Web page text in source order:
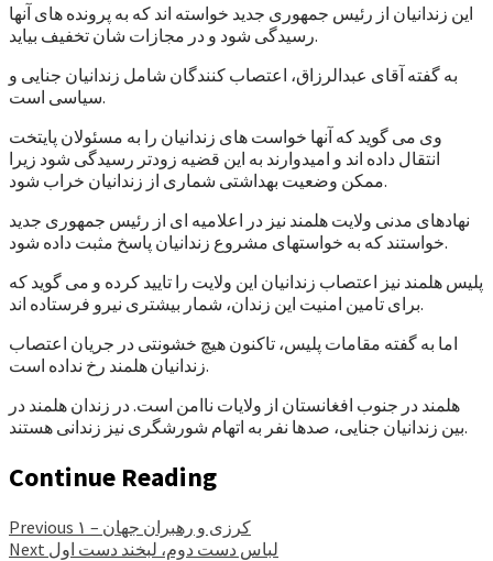
این زندانیان از رئیس جمهوری جدید خواسته اند که به پرونده های آنها
رسیدگی شود و در مجازات شان تخفیف بیاید.
به گفته آقای عبدالرزاق، اعتصاب کنندگان شامل زندانیان جنایی و
سیاسی است.
وی می گوید که آنها خواست های زندانیان را به مسئولان پایتخت
انتقال داده اند و امیدوارند به این قضیه زودتر رسیدگی شود زیرا
ممکن وضعیت بهداشتی شماری از زندانیان خراب شود.
نهادهای مدنی ولایت هلمند نیز در اعلامیه ای از رئیس جمهوری جدید
خواستند که به خواستهای مشروع زندانیان پاسخ مثبت داده شود.
پلیس هلمند نیز اعتصاب زندانیان این ولایت را تایید کرده و می گوید که
برای تامین امنیت این زندان، شمار بیشتری نیرو فرستاده اند.
اما به گفته مقامات پلیس، تاکنون هیچ خشونتی در جریان اعتصاب
زندانیان هلمند رخ نداده است.
هلمند در جنوب افغانستان از ولایات ناامن است. در زندان هلمند در
بین زندانیان جنایی، صدها نفر به اتهام شورشگری نیز زندانی هستند.
Continue Reading
Previous
کرزی و رهبران جهان – ۱
Next لباس دست دوم، لبخند دست اول